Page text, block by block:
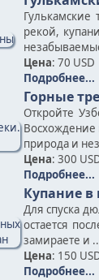
рекой,
Цена: 70 USD
Подробнее...
Горные
Откройте
Восхождение
природа и
Цена: 300
Подробнее...
Купание в
Для спуска
остается
замираете и
Цена: 150
Подробнее...